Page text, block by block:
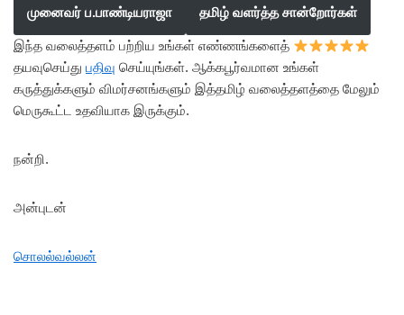
முனைவர் ப.பாண்டியராஜா தமிழ் வளர்த்த சான்றோர்கள்
இந்த வலைத்தளம் பற்றிய உங்கள் எண்ணங்களைத்
தயவுசெய்து பதிவு செய்யுங்கள். ஆக்கபூர்வமான உங்கள்
கருத்துக்களும் விமர்சனங்களும் இத்தமிழ் வலைத்தளத்தை மேலும்
மெருகூட்ட உதவியாக இருக்கும்.
நன்றி.
அன்புடன்
சொலல்வல்லன்